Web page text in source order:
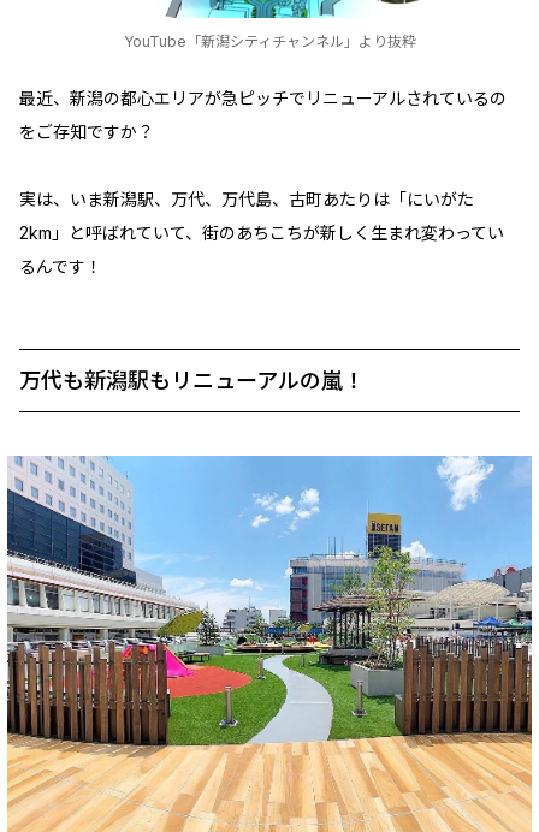
YouTube「新潟シティチャンネル」より抜粋
最近、新潟の都心エリアが急ピッチでリニューアルされているの
をご存知ですか？
実は、いま新潟駅、万代、万代島、古町あたりは「にいがた
2km」と呼ばれていて、街のあちこちが新しく生まれ変わってい
るんです！
万代も新潟駅もリニューアルの嵐！